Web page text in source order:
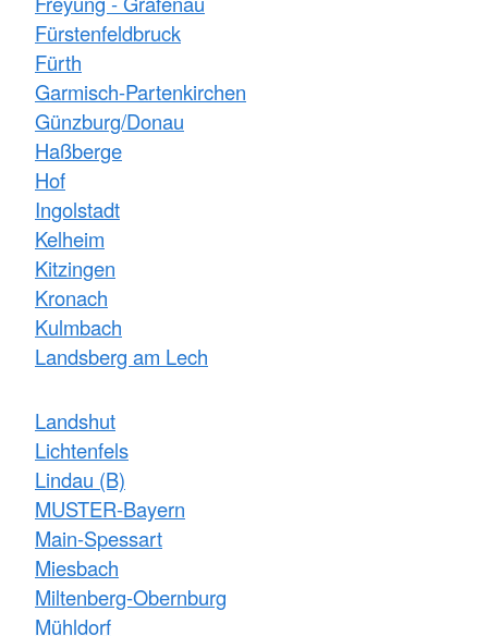
Fürstenfeldbruck
Fürth
Garmisch-Partenkirchen
Günzburg/Donau
Haßberge
Hof
Ingolstadt
Kelheim
Kitzingen
Kronach
Kulmbach
Landsberg am Lech
Landshut
Lichtenfels
Lindau (B)
MUSTER-Bayern
Main-Spessart
Miesbach
Miltenberg-Obernburg
Mühldorf